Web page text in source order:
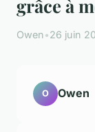
grâce à
Owen•26 juin
O Owen